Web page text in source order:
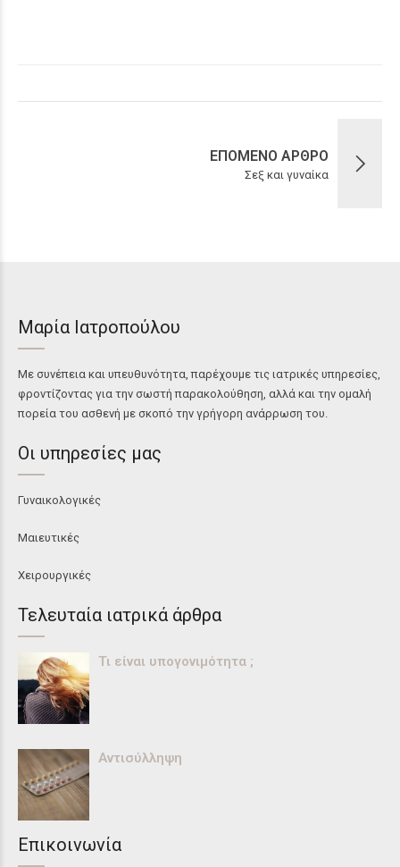
ΕΠΟΜΕΝΟ ΑΡΘΡΟ
Σεξ και γυναίκα
Μαρία Ιατροπούλου
Με συνέπεια και υπευθυνότητα, παρέχουμε τις ιατρικές υπηρεσίες,
φροντίζοντας για την σωστή παρακολούθηση, αλλά και την ομαλή
πορεία του ασθενή με σκοπό την γρήγορη ανάρρωση του.
Οι υπηρεσίες μας
Γυναικολογικές
Μαιευτικές
Χειρουργικές
Τελευταία ιατρικά άρθρα
Τι είναι υπογονιμότητα ;
Αντισύλληψη
Επικοινωνία